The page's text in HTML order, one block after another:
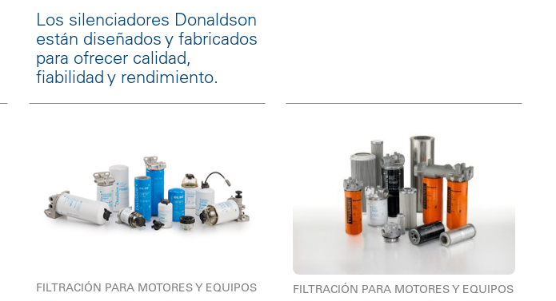
Los silenciadores Donaldson
están diseñados y fabricados
para ofrecer calidad,
fiabilidad y rendimiento.
FILTRACIÓN PARA MOTORES Y EQUIPOS FILTRACIÓN PARA MOTORES Y EQUIPOS